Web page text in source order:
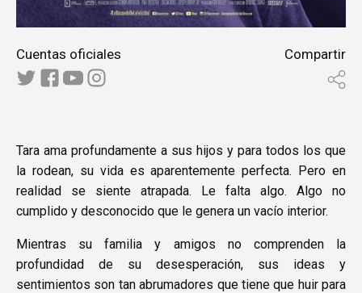
Cuentas oficiales Compartir
Tara ama profundamente a sus hijos y para todos los que
la rodean, su vida es aparentemente perfecta. Pero en
realidad se siente atrapada. Le falta algo. Algo no
cumplido y desconocido que le genera un vacío interior.
Mientras su familia y amigos no comprenden la
profundidad de su desesperación, sus ideas y
sentimientos son tan abrumadores que tiene que huir para